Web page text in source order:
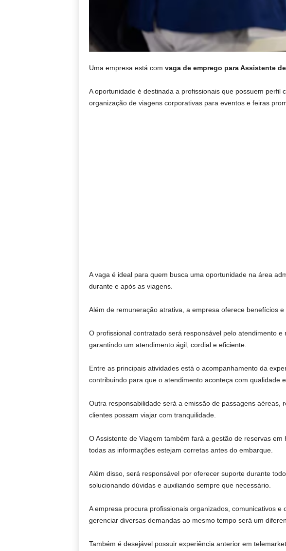
Uma empresa está com vaga de emprego para Assistente
A oportunidade é destinada a profissionais que possuem
organização de viagens corporativas para eventos e feiras
A vaga é ideal para quem busca uma oportunidade na área
durante e após as viagens.
Além de remuneração atrativa, a empresa oferece benefícios
O profissional contratado será responsável pelo atendimento
garantindo um atendimento ágil, cordial e eficiente.
Entre as principais atividades está o acompanhamento da
contribuindo para que o atendimento aconteça com qualidade
Outra responsabilidade será a emissão de passagens
clientes possam viajar com tranquilidade.
O Assistente de Viagem também fará a gestão de reservas
todas as informações estejam corretas antes do embarque.
Além disso, será responsável por oferecer suporte durante
solucionando dúvidas e auxiliando sempre que necessário.
A empresa procura profissionais organizados, comunicativos
gerenciar diversas demandas ao mesmo tempo será um
Também é desejável possuir experiência anterior em